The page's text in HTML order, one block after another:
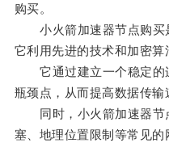
购买。
小火箭加速器节点购买
它利用先进的技术和加密算
它通过建立一个稳定的
瓶颈点，从而提高数据传输
同时，小火箭加速器节
塞、地理位置限制等常见的